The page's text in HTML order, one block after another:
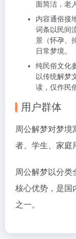
面简洁，老
内容通俗接
词条以民间
景（怀孕、
日常梦境。
纯民俗文化
以传统解梦
读，仅作民
用户群体
周公解梦对梦境
者、学生、家庭
周公解梦以分类
核心优势，是国
之一。